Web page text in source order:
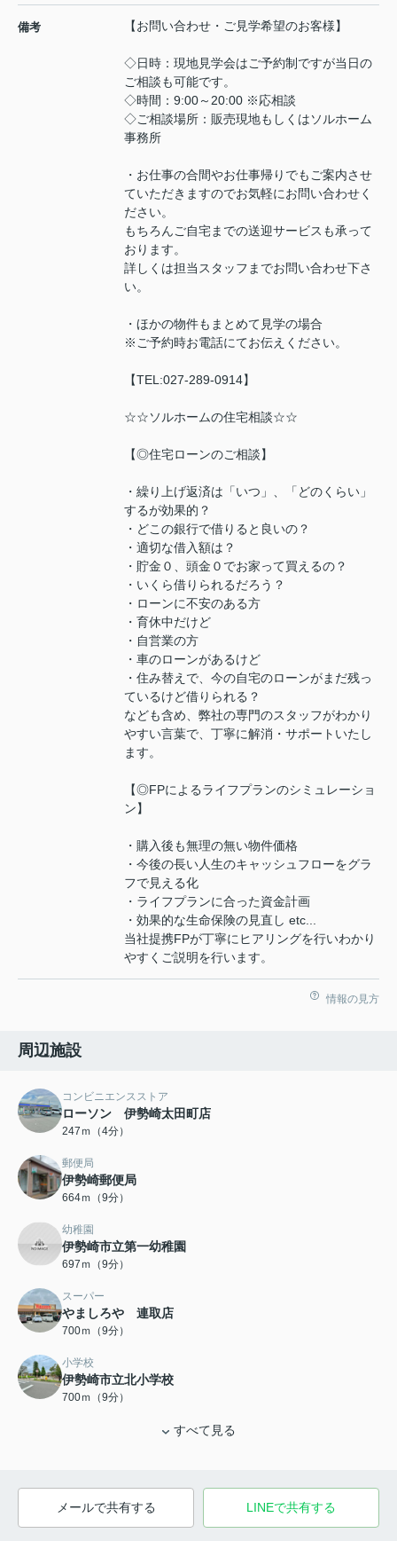
備考 【お問い合わせ・ご見学希望のお客様】
◇日時：現地見学会はご予約制ですが当日の
ご相談も可能です。
◇時間：9:00～20:00 ※応相談
◇ご相談場所：販売現地もしくはソルホーム
事務所
・お仕事の合間やお仕事帰りでもご案内させ
ていただきますのでお気軽にお問い合わせく
ださい。
もちろんご自宅までの送迎サービスも承って
おります。
詳しくは担当スタッフまでお問い合わせ下さ
い。
・ほかの物件もまとめて見学の場合
※ご予約時お電話にてお伝えください。
【TEL:027-289-0914】
☆☆ソルホームの住宅相談☆☆
【◎住宅ローンのご相談】
・繰り上げ返済は「いつ」、「どのくらい」
するが効果的？
・どこの銀行で借りると良いの？
・適切な借入額は？
・貯金０、頭金０でお家って買えるの？
・いくら借りられるだろう？
・ローンに不安のある方
・育休中だけど
・自営業の方
・車のローンがあるけど
・住み替えで、今の自宅のローンがまだ残っ
ているけど借りられる？
なども含め、弊社の専門のスタッフがわかり
やすい言葉で、丁寧に解消・サポートいたし
ます。
【◎FPによるライフプランのシミュレーショ
ン】
・購入後も無理の無い物件価格
・今後の長い人生のキャッシュフローをグラ
フで見える化
・ライフプランに合った資金計画
・効果的な生命保険の見直し etc...
当社提携FPが丁寧にヒアリングを行いわかり
やすくご説明を行います。
情報の見方
周辺施設
コンビニエンスストア
ローソン 伊勢崎太田町店
247ｍ（4分）
郵便局
伊勢崎郵便局
664ｍ（9分）
幼稚園
伊勢崎市立第一幼稚園
697ｍ（9分）
スーパー
やましろや 連取店
700ｍ（9分）
小学校
伊勢崎市立北小学校
700ｍ（9分）
すべて見る
メールで共有する LINEで共有する